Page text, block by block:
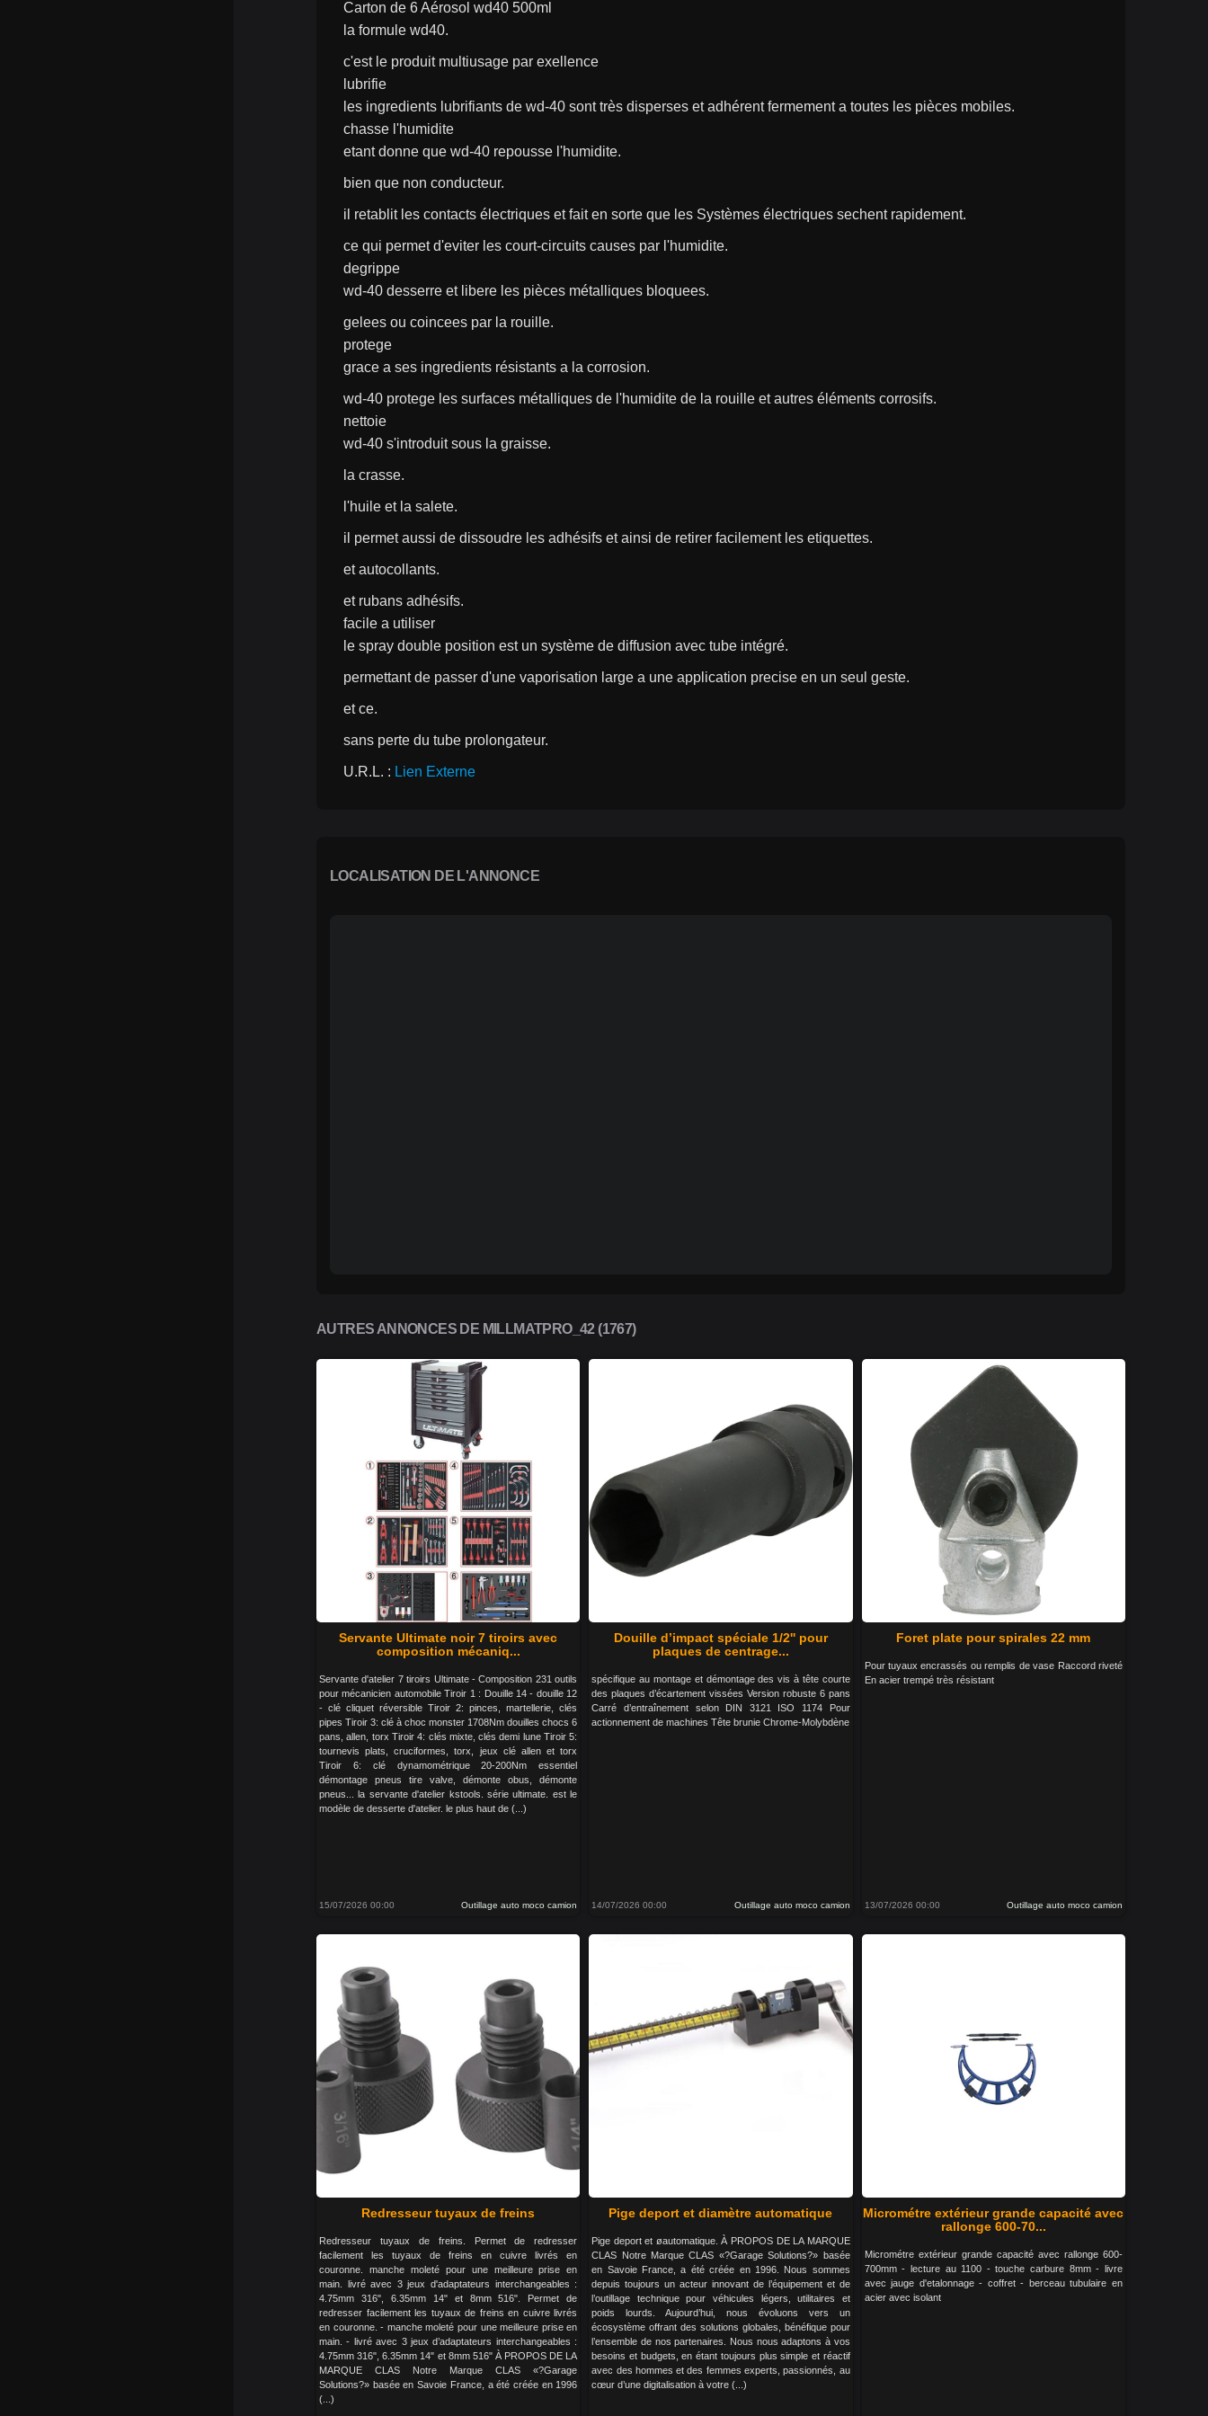
Carton de 6 Aérosol wd40 500ml
la formule wd40.
c'est le produit multiusage par exellence
lubrifie
les ingredients lubrifiants de wd-40 sont très disperses et adhérent fermement a toutes les pièces mobiles.
chasse l'humidite
etant donne que wd-40 repousse l'humidite.
bien que non conducteur.
il retablit les contacts électriques et fait en sorte que les Systèmes électriques sechent rapidement.
ce qui permet d'eviter les court-circuits causes par l'humidite.
degrippe
wd-40 desserre et libere les pièces métalliques bloquees.
gelees ou coincees par la rouille.
protege
grace a ses ingredients résistants a la corrosion.
wd-40 protege les surfaces métalliques de l'humidite de la rouille et autres éléments corrosifs.
nettoie
wd-40 s'introduit sous la graisse.
la crasse.
l'huile et la salete.
il permet aussi de dissoudre les adhésifs et ainsi de retirer facilement les etiquettes.
et autocollants.
et rubans adhésifs.
facile a utiliser
le spray double position est un système de diffusion avec tube intégré.
permettant de passer d'une vaporisation large a une application precise en un seul geste.
et ce.
sans perte du tube prolongateur.
U.R.L. : Lien Externe
LOCALISATION DE L'ANNONCE
AUTRES ANNONCES DE MILLMATPRO_42 (1767)
Servante Ultimate noir 7 tiroirs avec
composition mécaniq...
Servante d'atelier 7 tiroirs Ultimate - Composition 231 outils
pour mécanicien automobile Tiroir 1 : Douille 14 - douille 12
- clé cliquet réversible Tiroir 2: pinces, martellerie, clés
pipes Tiroir 3: clé à choc monster 1708Nm douilles chocs 6
pans, allen, torx Tiroir 4: clés mixte, clés demi lune Tiroir 5:
tournevis plats, cruciformes, torx, jeux clé allen et torx
Tiroir 6: clé dynamométrique 20-200Nm essentiel
démontage pneus tire valve, démonte obus, démonte
pneus... la servante d'atelier kstools. série ultimate. est le
modèle de desserte d'atelier. le plus haut de (...)
15/07/2026 00:00 Outillage auto moco camion
Douille d’impact spéciale 1/2'' pour
plaques de centrage...
spécifique au montage et démontage des vis à tête courte
des plaques d’écartement vissées Version robuste 6 pans
Carré d’entraînement selon DIN 3121 ISO 1174 Pour
actionnement de machines Tête brunie Chrome-Molybdène
14/07/2026 00:00 Outillage auto moco camion
Foret plate pour spirales 22 mm
Pour tuyaux encrassés ou remplis de vase Raccord riveté
En acier trempé très résistant
13/07/2026 00:00 Outillage auto moco camion
Redresseur tuyaux de freins
Redresseur tuyaux de freins. Permet de redresser
facilement les tuyaux de freins en cuivre livrés en
couronne. manche moleté pour une meilleure prise en
main. livré avec 3 jeux d'adaptateurs interchangeables :
4.75mm 316", 6.35mm 14" et 8mm 516". Permet de
redresser facilement les tuyaux de freins en cuivre livrés
en couronne. - manche moleté pour une meilleure prise en
main. - livré avec 3 jeux d’adaptateurs interchangeables :
4.75mm 316", 6.35mm 14" et 8mm 516" À PROPOS DE LA
MARQUE CLAS Notre Marque CLAS «?Garage
Solutions?» basée en Savoie France, a été créée en 1996
(...)
Pige deport et diamètre automatique
Pige deport et øautomatique. À PROPOS DE LA MARQUE
CLAS Notre Marque CLAS «?Garage Solutions?» basée
en Savoie France, a été créée en 1996. Nous sommes
depuis toujours un acteur innovant de l’équipement et de
l’outillage technique pour véhicules légers, utilitaires et
poids lourds. Aujourd’hui, nous évoluons vers un
écosystème offrant des solutions globales, bénéfique pour
l’ensemble de nos partenaires. Nous nous adaptons à vos
besoins et budgets, en étant toujours plus simple et réactif
avec des hommes et des femmes experts, passionnés, au
cœur d’une digitalisation à votre (...)
Micrométre extérieur grande capacité avec
rallonge 600-70...
Micrométre extérieur grande capacité avec rallonge 600-
700mm - lecture au 1100 - touche carbure 8mm - livre
avec jauge d'etalonnage - coffret - berceau tubulaire en
acier avec isolant